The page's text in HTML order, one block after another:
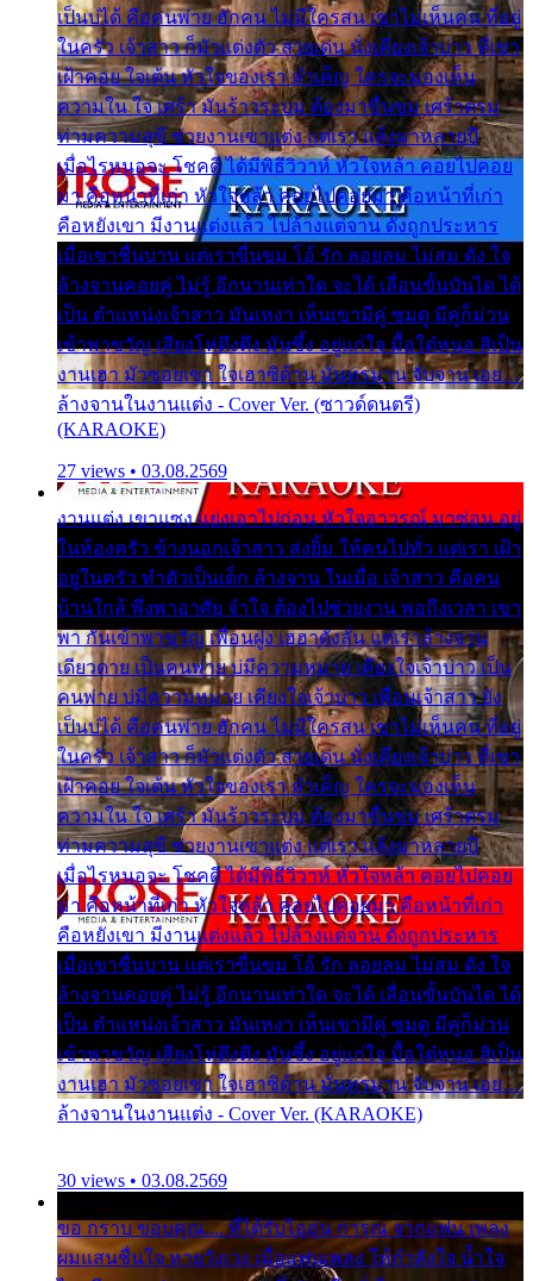
เป็นบ่ได้ คือคนพ่าย ฮักคน ไม่มีใครสน เขาไม่เห็นคน ที่อยู่
ในครัว เจ้าสาว ก็มัวแต่งตัว สวยเด่น นั่งเคียงเจ้าบ่าว ที่เขา
เฝ้าคอย ใจเต้น หัวใจของเรา ลำเค็ญ ใครจะมองเห็น
ความใน ใจ เศร้า มันร้าวระบม ต้องมาขื่นขม เศร้าตรม
ท่ามความสุขี ช่วยงานเขาแต่ง แต่เรา แล้งมาหลายปี
เมื่อไรหนอจะ โชคดี ได้มีพิธีวิวาห์ หัวใจหล้า คอยไปคอย
มา คือหน้าที่เก่า หัวใจหล้า คอยไปคอยมา คือหน้าที่เก่า
คือหยังเขา มีงานแต่งแล้ว ไปล้างแต่จาน ดั่งถูกประหาร
เมื่อเขาชื่นบาน แต่เราขื่นขม โอ้ รัก ลอยลม ไม่สม ดัง ใจ
ล้างจานคอยคู่ ไม่รู้ อีกนานเท่าใด จะได้ เลื่อนขั้นบันได ได้
เป็น ตำแหน่งเจ้าสาว มันเหงา เห็นเขามีคู่ ซมดู มีคู่ก็ม่วน
เข้าพาขวัญ เสียงโห่ตึงตึง มันซึ้ง อยู่แก่ใจ มื้อใด๋หนอ สิเป็น
งานเฮา มัวซอยเขา ใจเฮาซิด้าน มันทรมาน จับจาน เอย…
ล้างจานในงานแต่ง - Cover Ver. (ซาวด์ดนตรี)
(KARAOKE)
27 views • 03.08.2569
งานแต่ง เขาแซง แย่งเอาไปก่อน หัวใจอาวรณ์ มาซ่อน อยู่
ในห้องครัว ข้างนอกเจ้าสาว ส่งยิ้ม ให้คนไปทั่ว แต่เรา เฝ้า
อยู่ในครัว ทำตัวเป็นเด็ก ล้างจาน ในเมื่อ เจ้าสาว คือคน
บ้านใกล้ พึ่งพาอาศัย จำใจ ต้องไปช่วยงาน พอถึงเวลา เขา
พา กันเข้าพาขวัญ เพื่อนฝูง เฮฮาดังลั่น แต่เราล้างจาน
เดียวดาย เป็นคนพ่าย บ่มีความหมาย เคียงใจเจ้าบ่าว เป็น
คนพ่าย บ่มีความหมาย เคียงใจเจ้าบ่าว เพื่อนเจ้าสาว ยัง
เป็นบ่ได้ คือคนพ่าย ฮักคน ไม่มีใครสน เขาไม่เห็นคน ที่อยู่
ในครัว เจ้าสาว ก็มัวแต่งตัว สวยเด่น นั่งเคียงเจ้าบ่าว ที่เขา
เฝ้าคอย ใจเต้น หัวใจของเรา ลำเค็ญ ใครจะมองเห็น
ความใน ใจ เศร้า มันร้าวระบม ต้องมาขื่นขม เศร้าตรม
ท่ามความสุขี ช่วยงานเขาแต่ง แต่เรา แล้งมาหลายปี
เมื่อไรหนอจะ โชคดี ได้มีพิธีวิวาห์ หัวใจหล้า คอยไปคอย
มา คือหน้าที่เก่า หัวใจหล้า คอยไปคอยมา คือหน้าที่เก่า
คือหยังเขา มีงานแต่งแล้ว ไปล้างแต่จาน ดั่งถูกประหาร
เมื่อเขาชื่นบาน แต่เราขื่นขม โอ้ รัก ลอยลม ไม่สม ดัง ใจ
ล้างจานคอยคู่ ไม่รู้ อีกนานเท่าใด จะได้ เลื่อนขั้นบันได ได้
เป็น ตำแหน่งเจ้าสาว มันเหงา เห็นเขามีคู่ ซมดู มีคู่ก็ม่วน
เข้าพาขวัญ เสียงโห่ตึงตึง มันซึ้ง อยู่แก่ใจ มื้อใด๋หนอ สิเป็น
งานเฮา มัวซอยเขา ใจเฮาซิด้าน มันทรมาน จับจาน เอย…
ล้างจานในงานแต่ง - Cover Ver. (KARAOKE)
30 views • 03.08.2569
ขอ กราบ ขอบคุณ.... ที่ได้รับไออุ่น การุณ จากแฟน เพลง
ผมแสนชื่นใจ หายวังเวง เมื่อแฟนเพลง ให้กำลังใจ น้ำใจ